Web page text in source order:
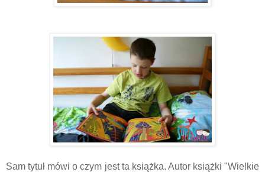
Sam tytuł mówi o czym jest ta książka. Autor książki "Wielkie